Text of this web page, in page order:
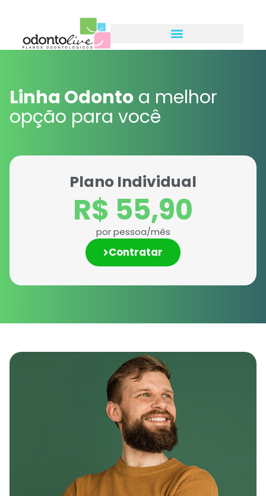
Linha Odonto a melhor
opção para você
Plano Individual
R$ 55,90
por pessoa/mês
Contratar